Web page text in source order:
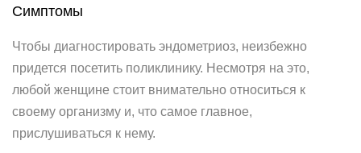
Симптомы
Чтобы диагностировать эндометриоз, неизбежно
придется посетить поликлинику. Несмотря на это,
любой женщине стоит внимательно относиться к
своему организму и, что самое главное,
прислушиваться к нему.